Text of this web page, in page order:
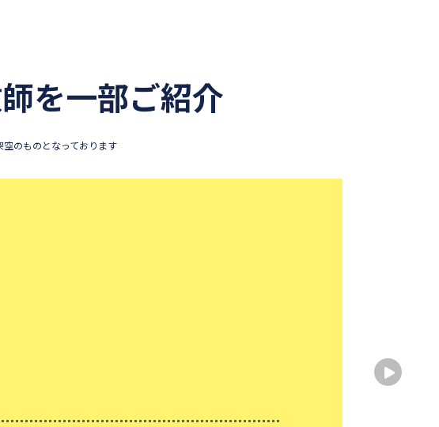
を一部ご紹介
のものとなっております